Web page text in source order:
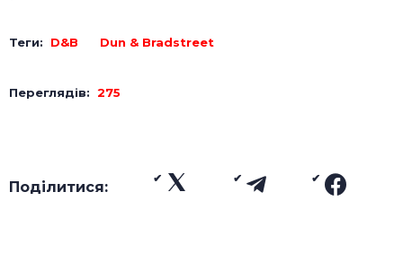
Теги: D&B Dun & Bradstreet
Переглядів: 275
Поділитися: